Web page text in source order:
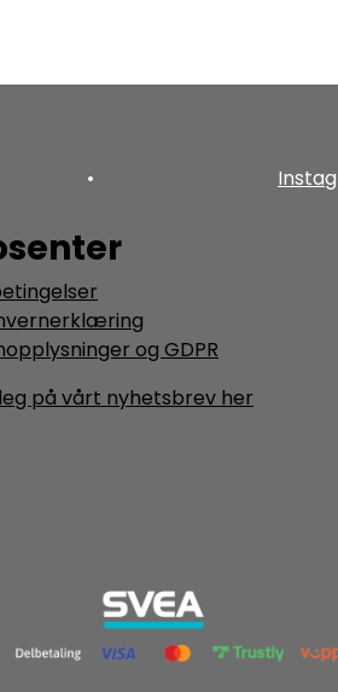
•
og GDPR
på vårt nyhetsbrev her